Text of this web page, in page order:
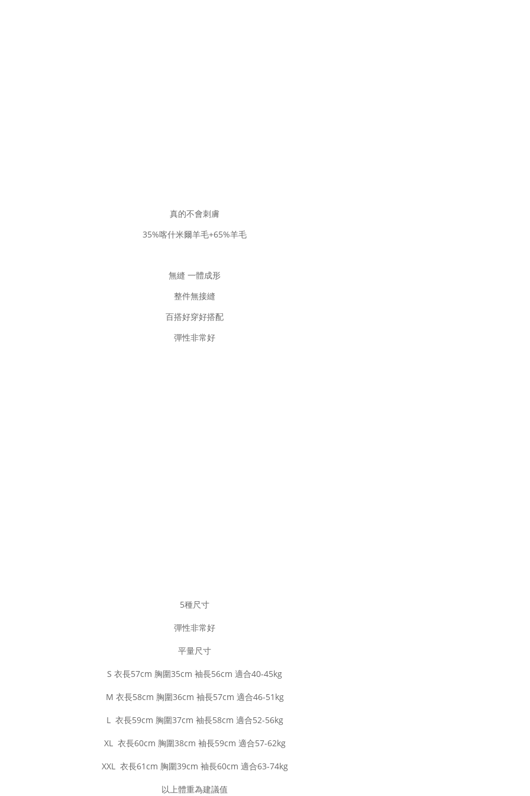
真的不會刺膚
35%喀什米爾羊毛+65%羊毛
無縫 一體成形
整件無接縫
百搭好穿好搭配
彈性非常好
5種尺寸
彈性非常好
平量尺寸
S 衣長57cm 胸圍35cm 袖長56cm 適合40-45kg
M 衣長58cm 胸圍36cm 袖長57cm 適合46-51kg
L 衣長59cm 胸圍37cm 袖長58cm 適合52-56kg
XL 衣長60cm 胸圍38cm 袖長59cm 適合57-62kg
XXL 衣長61cm 胸圍39cm 袖長60cm 適合63-74kg
以上體重為建議值